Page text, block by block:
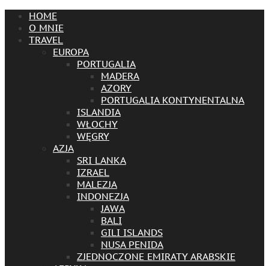
HOME
O MNIE
TRAVEL
EUROPA
PORTUGALIA
MADERA
AZORY
PORTUGALIA KONTYNENTALNA
ISLANDIA
WŁOCHY
WĘGRY
AZJA
SRI LANKA
IZRAEL
MALEZJA
INDONEZJA
JAWA
BALI
GILI ISLANDS
NUSA PENIDA
ZJEDNOCZONE EMIRATY ARABSKIE